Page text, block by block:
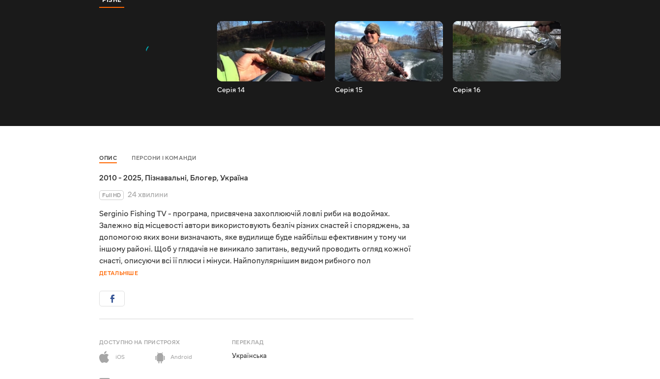
Серія 14 Серія 15 Серія 16
ОПИС ПЕРСОНИ І КОМАНДИ
2010 - 2025, Пізнавальні, Блогер, Україна
Full HD
24 хвилини
Serginio Fishing TV - програма, присвячена захоплюючій ловлі риби на водоймах.
Залежно від місцевості автори використовують безліч різних снастей і споряджень, за
допомогою яких вони визначають, яке вудилище буде найбільш ефективним у тому чи
іншому районі. Щоб у глядачів не виникало запитань, ведучий проводить огляд кожної
снасті, описуючи всі її плюси і мінуси. Найпопулярнішим видом рибного пол
ДЕТАЛЬНІШЕ
ДОСТУПНО НА ПРИСТРОЯХ
iOS
Android
ПЕРЕКЛАД
Українська